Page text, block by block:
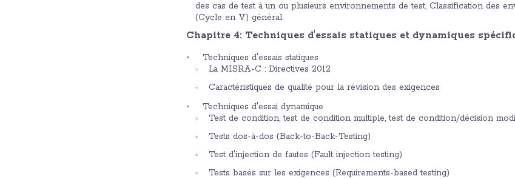
des cas de test à un ou plusieurs environnements de test, Classification des
(Cycle en V) général.
Chapitre 4: Techniques d'essais statiques et dynamiques
Techniques d'essais statiques
La MISRA-C : Directives 2012
Caractéristiques de qualité pour la révision des exigences
Techniques d'essai dynamique
Test de condition, test de condition multiple, test de condition/décision
Tests dos-à-dos (Back-to-Back-Testing)
Test d'injection de fautes (Fault injection testing)
Tests basés sur les exigences (Requirements-based testing)